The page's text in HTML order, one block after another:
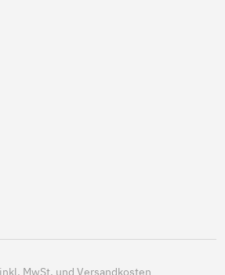
MwSt. und Versandkosten